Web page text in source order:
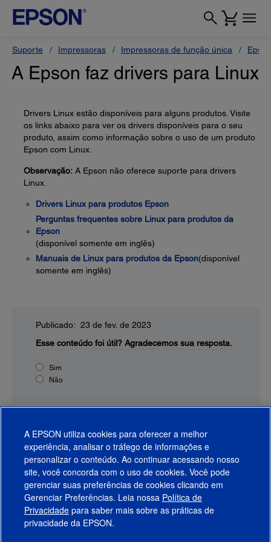
Suporte Impressoras Impressoras de função única
A Epson faz drivers para Linux
Drivers Linux estão disponíveis para alguns produtos. Visite
os links abaixo para ver os drivers disponíveis para o seu
produto, assim como informação sobre o uso de um produto
Epson com Linux.
Observação: A Epson não oferece suporte para drivers
Linux.
Drivers Linux para produtos Epson
Perguntas frequentes sobre Linux para produtos da
Epson
(disponível somente em inglês)
Manuais de Linux para produtos da Epson(disponível
somente em inglês)
Publicado: 23 de fev. de 2023
Esse conteúdo foi útil? Agradecemos sua resposta.
Sim
Não
Produtos
Suporte
A EPSON utiliza cookies para oferecer a melhor
experiência, analisar o tráfego de informações e
personalizar o conteúdo. Ao continuar acessando nosso
site, você concorda com o uso de cookies. Você pode
gerenciar suas preferências de cookies clicando em
Gerenciar Preferências. Leia nossa Política de
Privacidade para saber mais sobre as práticas de
privacidade da EPSON.